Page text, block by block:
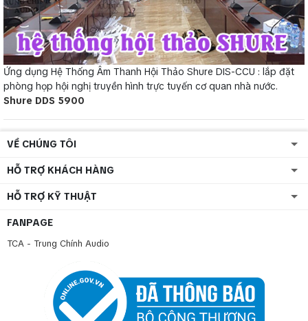
Ứng dụng Hệ Thống Âm Thanh Hội Thảo Shure DIS-CCU : lắp đặt
phòng họp hội nghị truyền hình trực tuyến cơ quan nhà nước.
Shure DDS 5900
VỀ CHÚNG TÔI
HỖ TRỢ KHÁCH HÀNG
HỖ TRỢ KỸ THUẬT
FANPAGE
TCA - Trung Chính Audio